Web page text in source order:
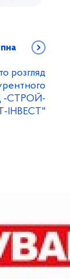
розгляд
-СТРОЙ-
ІНВЕСТ"